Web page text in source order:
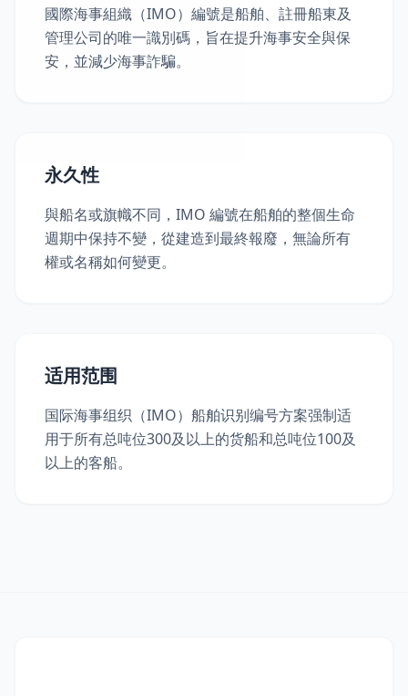
國際海事組織（IMO）編號是船舶、註冊船東及
管理公司的唯一識別碼，旨在提升海事安全與保
安，並減少海事詐騙。
永久性
與船名或旗幟不同，IMO 編號在船舶的整個生命
週期中保持不變，從建造到最終報廢，無論所有
權或名稱如何變更。
适用范围
国际海事组织（IMO）船舶识别编号方案强制适
用于所有总吨位300及以上的货船和总吨位100及
以上的客船。